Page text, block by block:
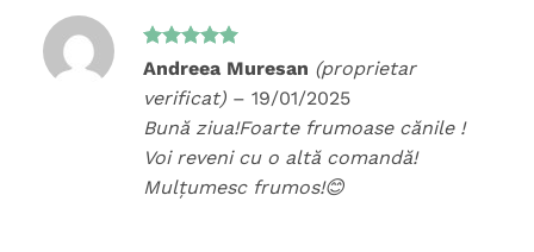
Evaluat la
Andreea Muresan (proprietar
verificat) – 19/01/2025
Bună ziua!Foarte frumoase cănile !
Voi reveni cu o altă comandă!
Mulțumesc frumos!😊